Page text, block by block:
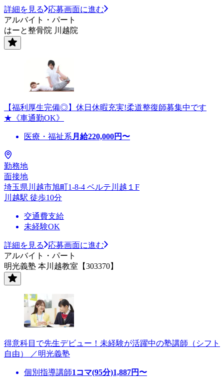
詳細を見る
応募画面に進む
アルバイト・パート
はーと整骨院 川越院
【福利厚生完備◎】休日休暇充実!柔道整復師募集中です
★《車通勤OK》
医療・福祉系 月給220,000円〜
勤務地
面接地
埼玉県川越市旭町1-8-4 ベルテ川越１F
川越駅 徒歩10分
交通費支給
未経験OK
詳細を見る
応募画面に進む
アルバイト・パート
明光義塾 本川越教室【303370】
得意科目で先生デビュー！未経験が活躍中の塾講師（シフト
自由） ／明光義塾
個別指導講師1コマ(95分)1,887円〜